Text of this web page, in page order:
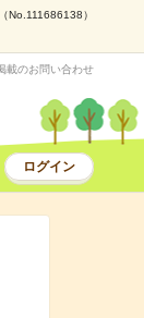
No.111686138）
載のお問い合わせ
ログイン